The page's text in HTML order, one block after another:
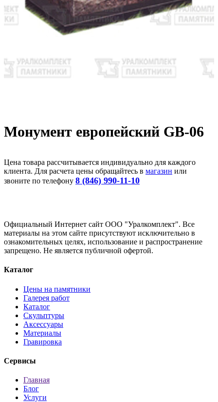
Монумент европейский GB-06
Цена товара рассчитывается индивидуально для каждого
клиента. Для расчета цены обращайтесь в магазин или
звоните по телефону 8 (846) 990-11-10
Официальный Интернет сайт ООО "Уралкомплект". Все
материалы на этом сайте присутствуют исключительно в
ознакомительных целях, использование и распространение
запрещено. Не является публичной офертой.
Каталог
Цены на памятники
Галерея работ
Каталог
Скульптуры
Аксессуары
Материалы
Гравировка
Сервисы
Главная
Блог
Услуги